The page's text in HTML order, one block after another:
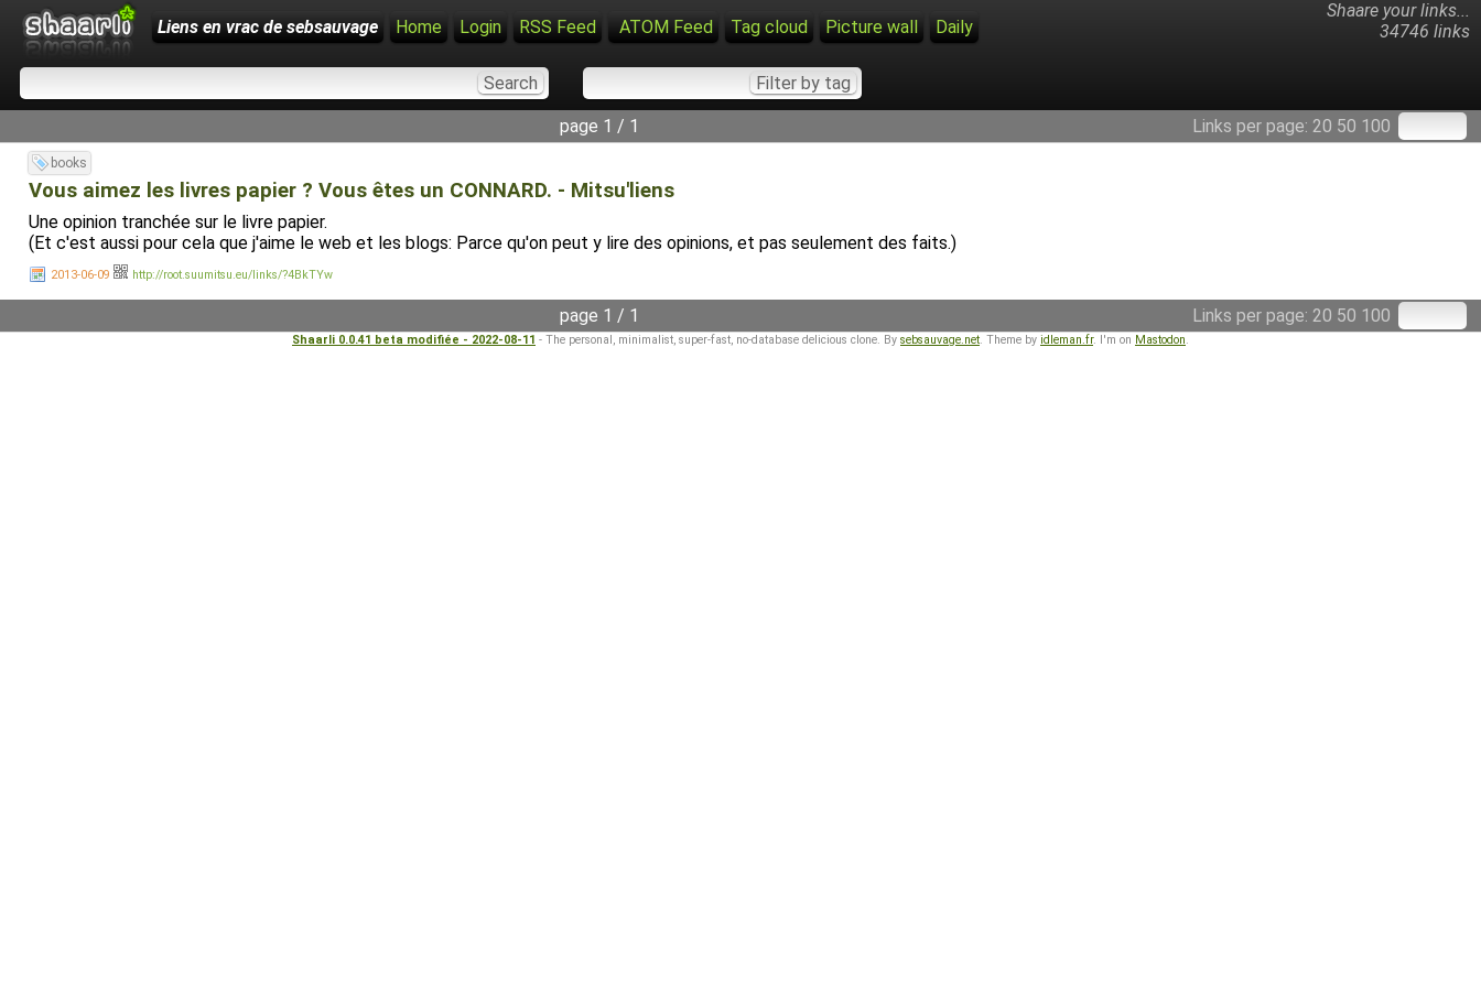
Shaare your links...
34746 links
Liens en vrac de sebsauvage Home Login RSS Feed ATOM Feed Tag cloud Picture wall Daily
Links per page: 20 50 100
page 1 / 1
books
Vous aimez les livres papier ? Vous êtes un CONNARD. - Mitsu'liens
Une opinion tranchée sur le livre papier.
(Et c'est aussi pour cela que j'aime le web et les blogs: Parce qu'on peut y lire des opinions, et pas seulement des faits.)
2013-06-09 http://root.suumitsu.eu/links/?4BkTYw
Links per page: 20 50 100
page 1 / 1
Shaarli 0.0.41 beta modifiée - 2022-08-11 - The personal, minimalist, super-fast, no-database delicious clone. By sebsauvage.net. Theme by idleman.fr. I'm on Mastodon.